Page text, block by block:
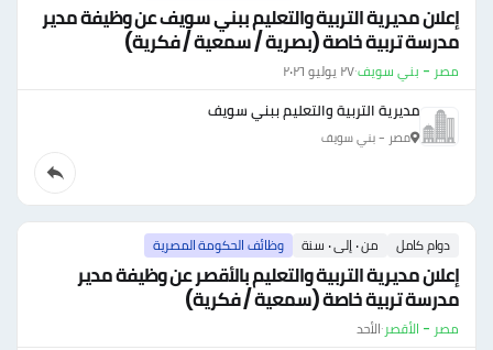
إعلان مديرية التربية والتعليم ببني سويف عن وظيفة مدير
مدرسة تربية خاصة (بصرية / سمعية / فكرية)
مصر - بني سويف·٢٧ يوليو ٢٠٢٦
مديرية التربية والتعليم ببني سويف
مصر - بني سويف
دوام كامل من ٠ إلى ٠ سنة وظائف الحكومة المصرية
إعلان مديرية التربية والتعليم بالأقصر عن وظيفة مدير
مدرسة تربية خاصة (سمعية / فكرية)
مصر - الأقصر·الأحد